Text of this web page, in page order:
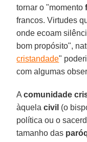
tornar o "momento
francos. Virtudes
onde ecoam
bom propósito",
cristandade"
com algumas
Acomunidade
àquelacivil (o
política ou o
tamanho das